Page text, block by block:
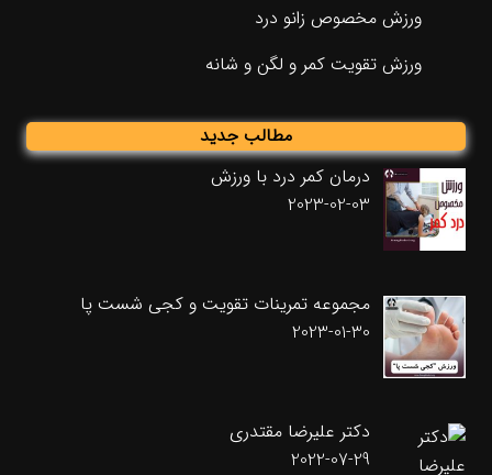
ورزش مخصوص زانو درد
ورزش تقویت کمر و لگن و شانه
مطالب جدید
درمان کمر درد با ورزش
2023-02-03
مجموعه تمرینات تقویت و کجی شست پا
2023-01-30
دکتر علیرضا مقتدری
2022-07-29